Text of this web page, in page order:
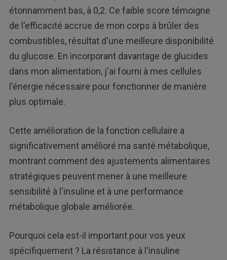
étonnamment bas, à 0,2. Ce faible score témoigne
de l'efficacité accrue de mon corps à brûler des
combustibles, résultat d'une meilleure disponibilité
du glucose. En incorporant davantage de glucides
dans mon alimentation, j'ai fourni à mes cellules
l'énergie nécessaire pour fonctionner de manière
plus optimale.
Cette amélioration de la fonction cellulaire a
significativement amélioré ma santé métabolique,
montrant comment des ajustements alimentaires
stratégiques peuvent mener à une meilleure
sensibilité à l'insuline et à une performance
métabolique globale améliorée.
Pourquoi cela est-il important pour vos yeux
spécifiquement ? La résistance à l'insuline